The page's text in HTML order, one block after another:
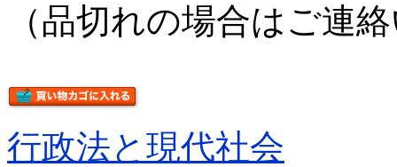
（品切れの場合はご連
行政法と現代社会